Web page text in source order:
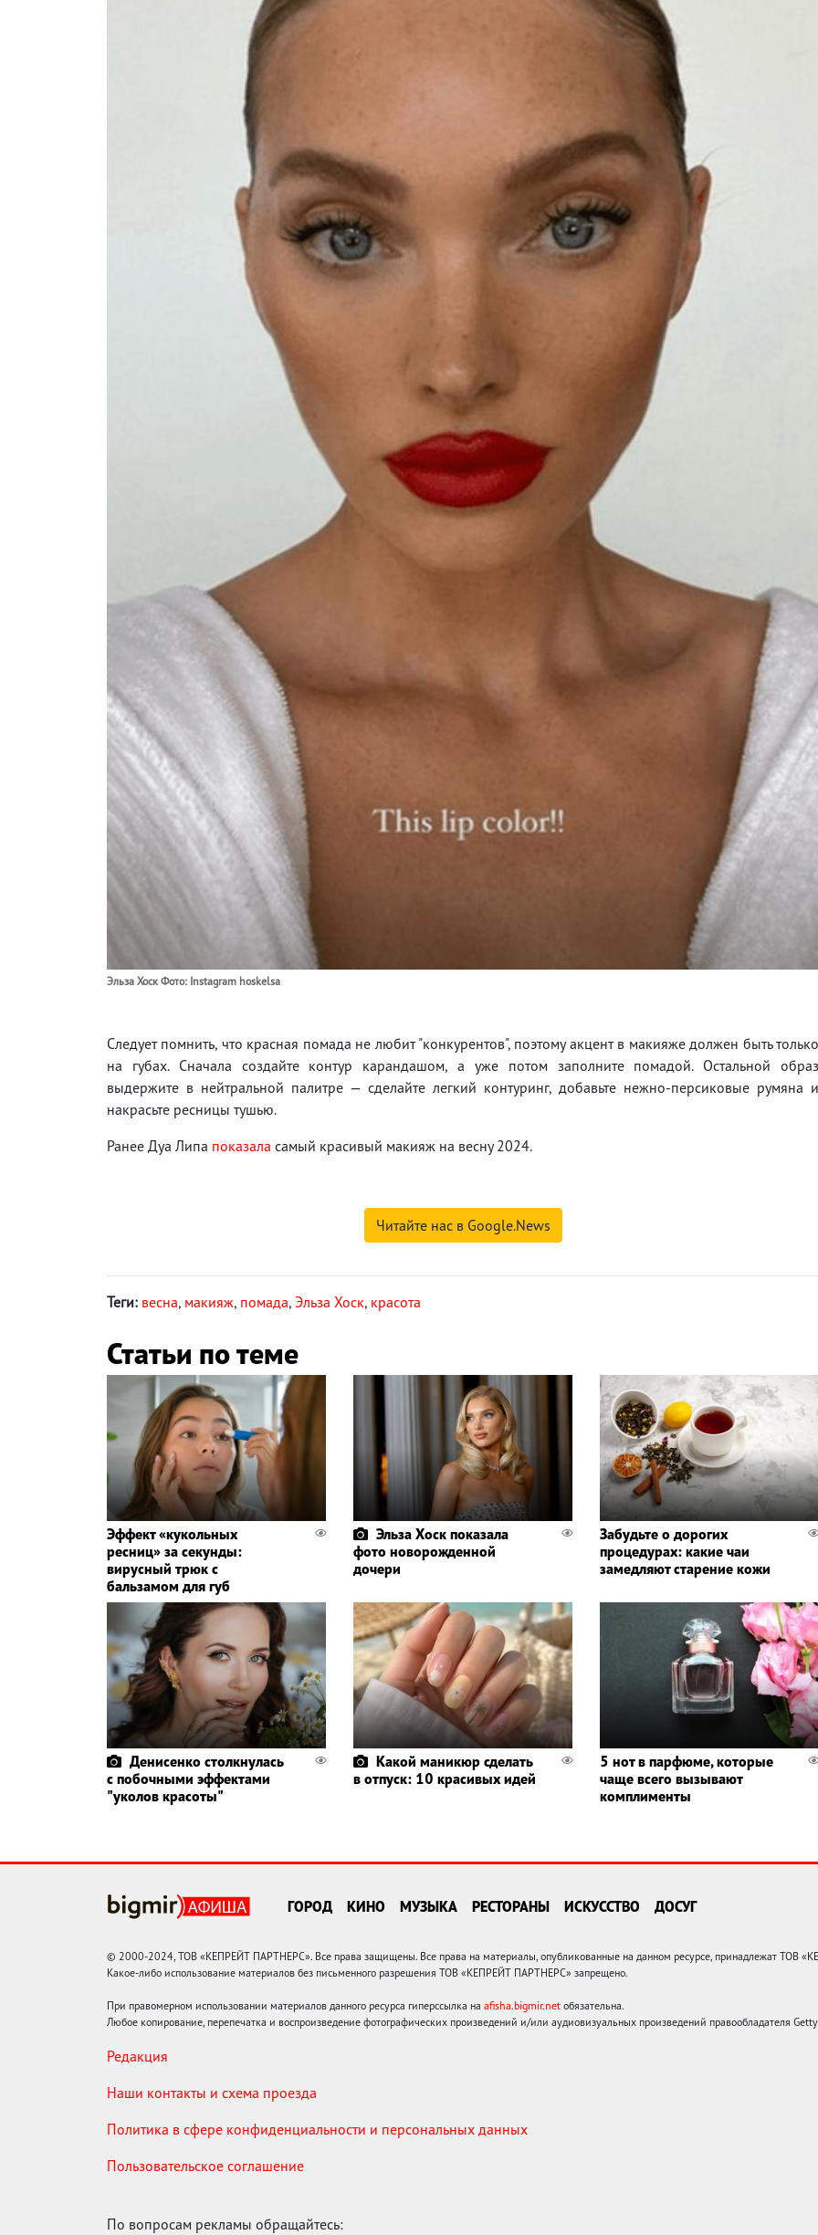
Эльза Хоск Фото: Instagram hoskelsa
Следует помнить, что красная помада не любит "конкурентов", поэтому акцент в макияже должен быть только
на губах. Сначала создайте контур карандашом, а уже потом заполните помадой. Остальной образ
выдержите в нейтральной палитре — сделайте легкий контуринг, добавьте нежно-персиковые румяна и
накрасьте ресницы тушью.
Ранее Дуа Липа показала самый красивый макияж на весну 2024.
Читайте нас в Google.News
Теги: весна, макияж, помада, Эльза Хоск, красота
Статьи по теме
Эффект «кукольных
ресниц» за секунды:
вирусный трюк с
бальзамом для губ
Эльза Хоск показала
фото новорожденной
дочери
Забудьте о дорогих
процедурах: какие чаи
замедляют старение кожи
Денисенко столкнулась
с побочными эффектами
"уколов красоты"
Какой маникюр сделать
в отпуск: 10 красивых идей
5 нот в парфюме, которые
чаще всего вызывают
комплименты
ГОРОД КИНО МУЗЫКА РЕСТОРАНЫ ИСКУССТВО ДОСУГ
© 2000-2024, ТОВ «КЕПРЕЙТ ПАРТНЕРС». Все права защищены. Все права на материалы, опубликованные на данном ресурсе, принадлежат ТОВ
Какое-либо использование материалов без письменного разрешения ТОВ «КЕПРЕЙТ ПАРТНЕРС» запрещено.
При правомерном использовании материалов данного ресурса гиперссылка на afisha.bigmir.net обязательна.
Любое копирование, перепечатка и воспроизведение фотографических произведений и/или аудиовизуальных произведений правообладателя Getty
Редакция
Наши контакты и схема проезда
Политика в сфере конфиденциальности и персональных данных
Пользовательское соглашение
По вопросам рекламы обращайтесь: